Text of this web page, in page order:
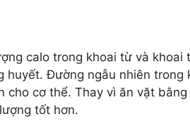
calo trong khoai từ và khoai
Đường ngẫu nhiên trong
cơ thể. Thay vì ăn vặt bằng
tốt hơn.